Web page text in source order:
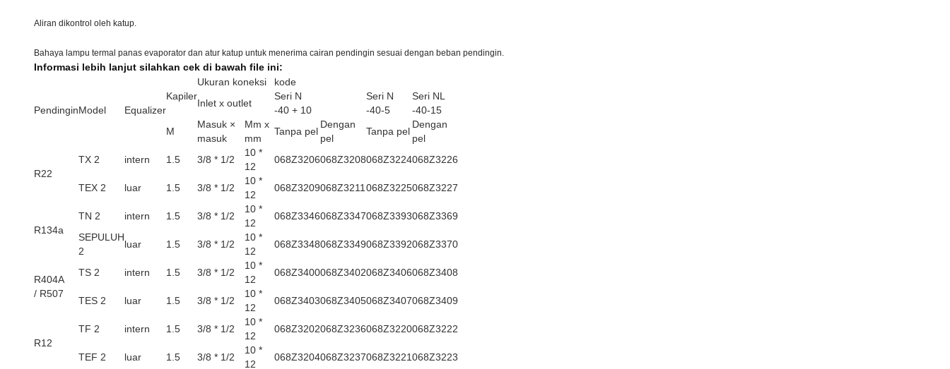
Aliran dikontrol oleh katup.
Bahaya lampu termal panas evaporator dan atur katup untuk menerima cairan pendingin sesuai dengan beban pendingin.
Informasi lebih lanjut silahkan cek di bawah file ini:
PendinginModel Equalizer
Kapiler
Ukuran koneksi
kode
Inlet x outlet
Seri N
-40 + 10
Seri N
-40-5
Seri NL
-40-15
M
Masuk ×
masuk
Mm x
mm
Tanpa pel
Dengan
pel
Tanpa pel
Dengan
pel
R22
TX 2 intern 1.5 3/8 * 1/2
10 *
12
068Z3206068Z3208068Z3224068Z3226
TEX 2 luar 1.5 3/8 * 1/2
10 *
12
068Z3209068Z3211 068Z3225068Z3227
R134a
TN 2 intern 1.5 3/8 * 1/2
10 *
12
068Z3346068Z3347068Z3393068Z3369
SEPULUH
2
luar 1.5 3/8 * 1/2
10 *
12
068Z3348068Z3349068Z3392068Z3370
R404A
/ R507
TS 2 intern 1.5 3/8 * 1/2
10 *
12
068Z3400068Z3402068Z3406068Z3408
TES 2 luar 1.5 3/8 * 1/2
10 *
12
068Z3403068Z3405068Z3407068Z3409
R12
TF 2 intern 1.5 3/8 * 1/2
10 *
12
068Z3202068Z3236068Z3220068Z3222
TEF 2 luar 1.5 3/8 * 1/2
10 *
12
068Z3204068Z3237068Z3221068Z3223